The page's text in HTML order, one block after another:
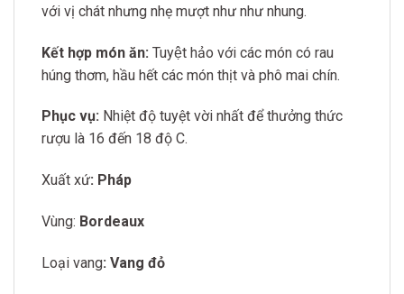
với vị chát nhưng nhẹ mượt như như nhung.
Kết hợp món ăn: Tuyệt hảo với các món có rau
húng thơm, hầu hết các món thịt và phô mai chín.
Phục vụ: Nhiệt độ tuyệt vời nhất để thưởng thức
rượu là 16 đến 18 độ C.
Xuất xứ: Pháp
Vùng: Bordeaux
Loại vang: Vang đỏ